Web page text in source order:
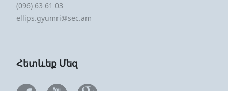
(096) 63 61 03
ellips.gyumri@sec.am
Հետևեք Մեզ